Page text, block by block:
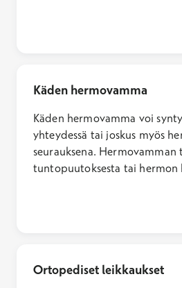
Käden hermovamma
Käden hermovamma voi
yhteydessä tai joskus myös
seurauksena. Hermovamman
tuntopuutoksesta tai hermon
Ortopediset leikkaukset